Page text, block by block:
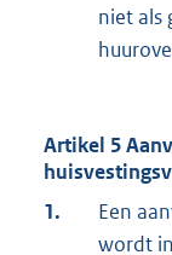
niet als
Artikel 5
1.
Een
wordt